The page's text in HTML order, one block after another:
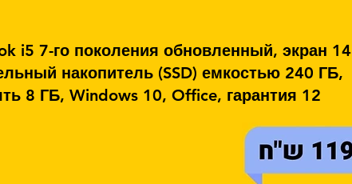
i5 7-го поколения обновленный, экран 14
накопитель (SSD) емкостью 240 ГБ,
8 ГБ, Windows 10, Office, гарантия 12